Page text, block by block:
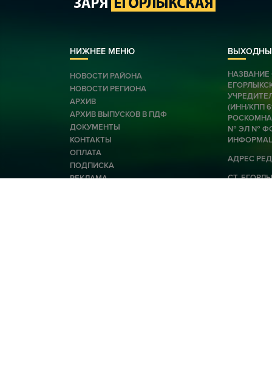
НИЖНЕЕ МЕНЮ
НОВОСТИ РАЙОНА
НОВОСТИ РЕГИОНА
АРХИВ
АРХИВ ВЫПУСКОВ В ПДФ
ДОКУМЕНТЫ
КОНТАКТЫ
ОПЛАТА
ПОДПИСКА
РЕКЛАМА
НАЗВАНИЕ
(ИНН/КПП
№ ЭЛ № ФС
АДРЕС
СТ.